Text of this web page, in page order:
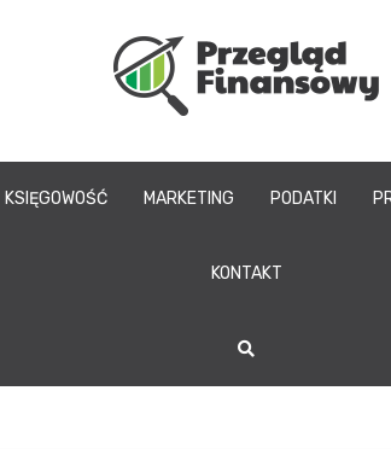
KSIĘGOWOŚĆ MARKETING PODATKI
KONTAKT